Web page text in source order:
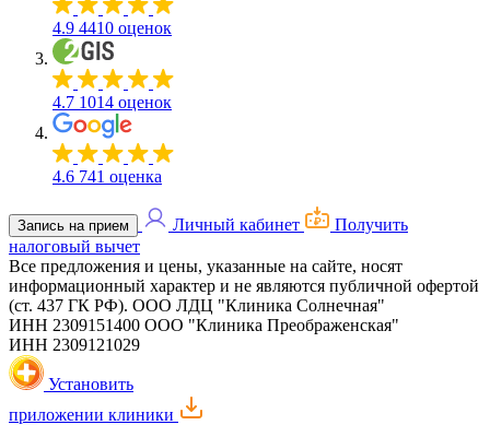
4.9 4410 оценок
4.7 1014 оценок
4.6 741 оценка
Запись на прием Личный кабинет
Получить
налоговый вычет
Все предложения и цены, указанные на сайте, носят
информационный характер и не являются публичной офертой
(ст. 437 ГК РФ). ООО ЛДЦ "Клиника Солнечная"
ИНН 2309151400 ООО "Клиника Преображенская"
ИНН 2309121029
Установить
приложении клиники